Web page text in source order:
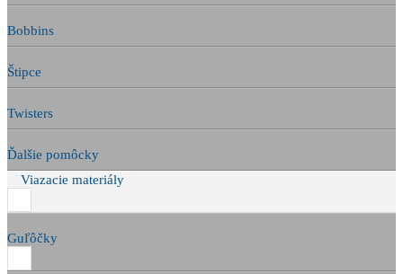
Bobbins
Štipce
Twisters
Ďalšie pomôcky
Viazacie materiály
Guľôčky